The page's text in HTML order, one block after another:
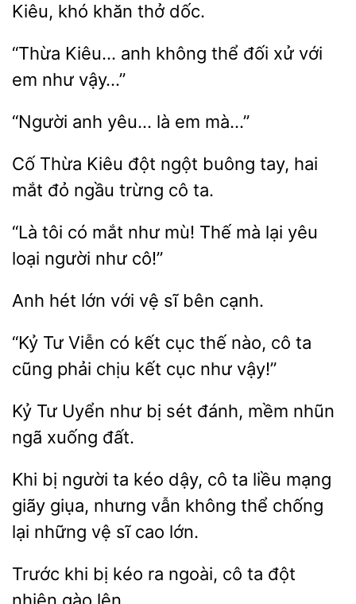
Kiêu, khó khăn
dốc.
“Thừa Kiêu… anh
đối xử với
em như
“Người yêu… mà…”
Thừa Kiêu
ngột buông tay, hai
mắt đỏ
trừng cô ta.
“Là tôi có mắt như
mà lại yêu
loại người như
Anh hét lớn với cạnh.
Viễn có kết cục thế nào, cô ta
cũng phải chịu kết
như vậy!”
Kỷ Tư Uyển bị
đánh, mềm nhũn
ngã xuống
Khi bị người ta kéo dậy,
ta liều mạng
giãy
nhưng vẫn không thể chống
lại những vệ sĩ cao
bị kéo ra ngoài, cô ta